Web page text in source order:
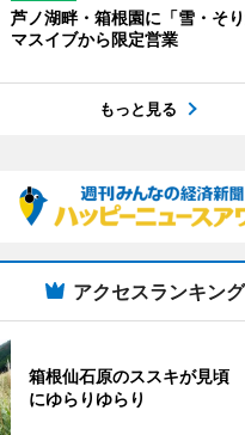
芦ノ湖畔・箱根園に「雪・そ
マスイブから限定営業
もっと見る
アクセスランキング
箱根仙石原のススキが見頃
にゆらりゆらり